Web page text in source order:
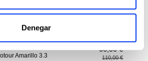
Denegar
Amarillo 3.3
66,00 €
110,00 €